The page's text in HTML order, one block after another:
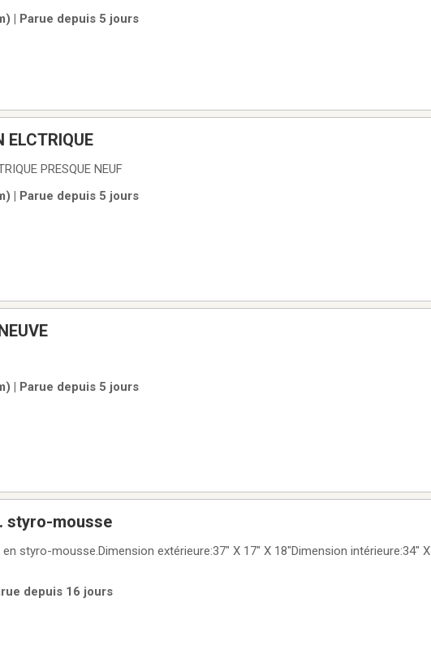
| Parue depuis 5 jours
ELCTRIQUE
PRESQUE NEUF
| Parue depuis 5 jours
| Parue depuis 5 jours
styro-mousse
styro-mousse.Dimension extérieure:37" X 17" X 18"Dimension intérieure:34" X
depuis 16 jours